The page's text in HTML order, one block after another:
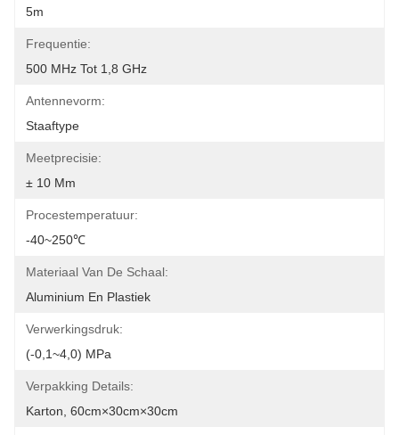
5m
Frequentie:
500 MHz Tot 1,8 GHz
Antennevorm:
Staaftype
Meetprecisie:
± 10 Mm
Procestemperatuur:
-40~250℃
Materiaal Van De Schaal:
Aluminium En Plastiek
Verwerkingsdruk:
(-0,1~4,0) MPa
Verpakking Details:
Karton, 60cm×30cm×30cm